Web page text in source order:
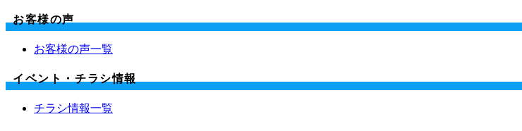
お客様の声
お客様の声一覧
イベント・チラシ情報
チラシ情報一覧